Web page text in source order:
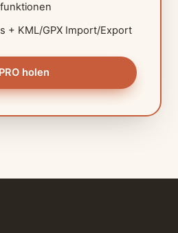
+ KML/GPX Import/Export
PRO holen